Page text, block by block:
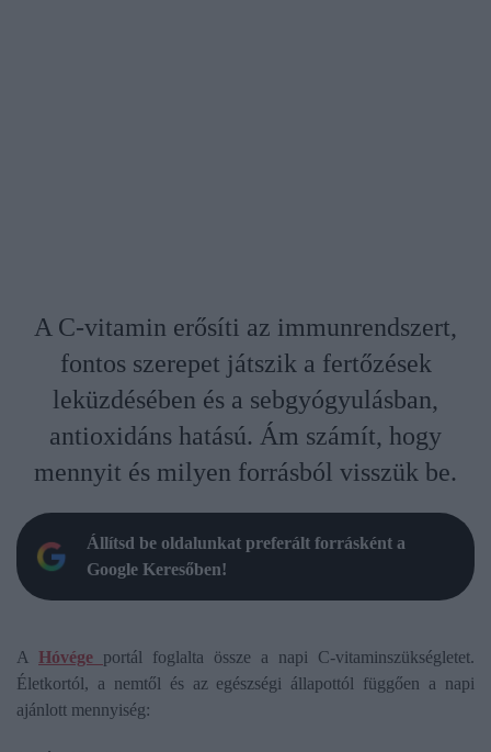
A C-vitamin erősíti az immunrendszert,
fontos szerepet játszik a fertőzések
leküzdésében és a sebgyógyulásban,
antioxidáns hatású. Ám számít, hogy
mennyit és milyen forrásból visszük be.
Állítsd be oldalunkat preferált forrásként a
Google Keresőben!
A Hóvége portál foglalta össze a napi C-vitaminszükségletet.
Életkortól, a nemtől és az egészségi állapottól függően a napi
ajánlott mennyiség: